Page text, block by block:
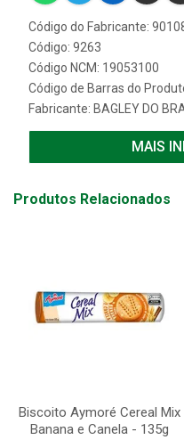
Código do Fabricante:
Código: 9263
Código NCM: 19053100
Código de Barras do
Fabricante: BAGLEY DO
MAIS
Produtos Relacionados
Biscoito Aymoré Cereal Mix
Banana e Canela - 135g